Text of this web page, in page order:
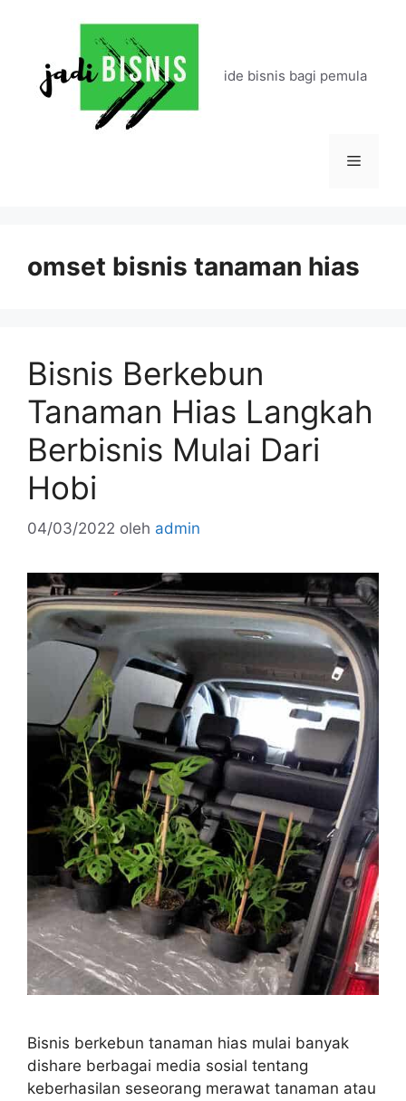
ide bisnis bagi pemula
Menu
omset bisnis tanaman hias
Bisnis Berkebun
Tanaman Hias Langkah
Berbisnis Mulai Dari
Hobi
04/03/2022 oleh admin
Bisnis berkebun tanaman hias mulai banyak
dishare berbagai media sosial tentang
keberhasilan seseorang merawat tanaman atau